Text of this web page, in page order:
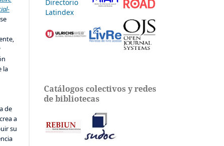
la
de
a
su
Catálogos colectivos y redes
de bibliotecas